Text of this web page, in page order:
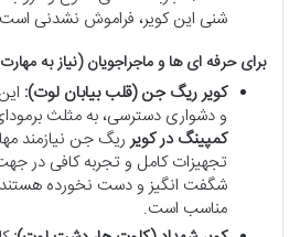
شنی این کویر، فراموش نشدنی
برای حرفه ای ها و ماجراجویان (نیاز به
کویر ریگ جن (قلب بیابان لوت):
و دشواری دسترسی، به مثلث
کمپینگ در کویر ریگ جن نیازمند
تجهیزات کامل و تجربه کافی در
شگفت انگیز و دست نخورده هستند
مناسب است.